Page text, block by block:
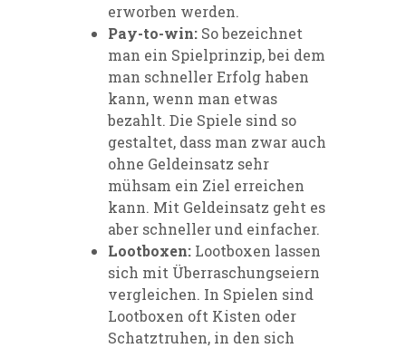
erworben werden.
Pay-to-win: So bezeichnet
man ein Spielprinzip, bei dem
man schneller Erfolg haben
kann, wenn man etwas
bezahlt. Die Spiele sind so
gestaltet, dass man zwar auch
ohne Geldeinsatz sehr
mühsam ein Ziel erreichen
kann. Mit Geldeinsatz geht es
aber schneller und einfacher.
Lootboxen: Lootboxen lassen
sich mit Überraschungseiern
vergleichen. In Spielen sind
Lootboxen oft Kisten oder
Schatztruhen, in den sich